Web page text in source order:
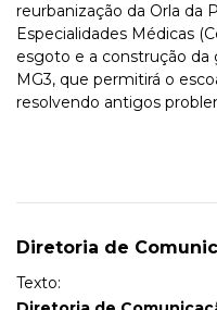
reurbanização da Orla da
Especialidades Médicas
esgoto e a construção da
MG3, que permitirá o
resolvendo antigos
Diretoria de
Texto: